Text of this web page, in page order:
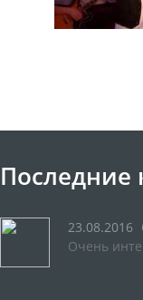
23.08.2016
Очень